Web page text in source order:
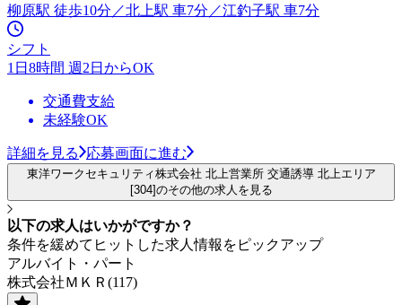
柳原駅 徒歩10分／北上駅 車7分／江釣子駅 車7分
シフト
1日8時間 週2日からOK
交通費支給
未経験OK
詳細を見る 応募画面に進む
東洋ワークセキュリティ株式会社 北上営業所 交通誘導 北上エリア
[304]のその他の求人を見る
以下の求人はいかがですか？
条件を緩めてヒットした求人情報をピックアップ
アルバイト・パート
株式会社ＭＫＲ(117)